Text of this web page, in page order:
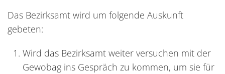
Das Bezirksamt wird um folgende Auskunft
gebeten:
Wird das Bezirksamt weiter versuchen mit der
Gewobag ins Gespräch zu kommen, um sie für